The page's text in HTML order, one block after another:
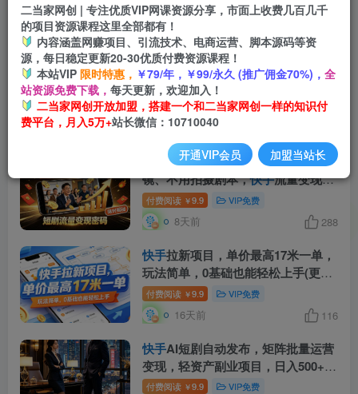
搜索[快手]，共找到1561个文章
自媒体暴力搬运起号法，适合用抖音
快手 小红书B站百家号等各大平台，
稳定跑通流量与广告变现
付费阅读 ￥9.9 VIP免费
6天前
一部手机做短剧分发，不用真人出
镜、不用拍摄剧本，快手流量变现日
赚千元
付费阅读 ￥9.9 VIP免费
8天前 288
快手拉新项目，单价最高17米一单，
玩法简单，0基础也能轻松上手(更新
07月23日)
付费阅读 ￥9.9 VIP免费
16天前 116
快手AI短剧自动发布，矩阵批量运营
变现，轻资产副业项目，日入500+
【揭秘】
付费阅读 ￥9.9 VIP免费
二当家网创 | 专注优质VIP网课资源分享，市面上收费几百几千
的项目资源课程这里全部都有！
内容涵盖网赚项目、引流技术、电商运营、脚本源码等资
源，每日稳定更新20-30优质付费资源课程！
本站VIP 限时特惠， ￥79/年，￥99/永久 (推广佣金70%)， 全
站资源免费下载， 每天更新，欢迎加入！
二当家网创开放加盟，搭建一个和二当家网创一样的知识付
费平台，月入5万+站长微信：10710040
开通VIP会员 加盟当站长